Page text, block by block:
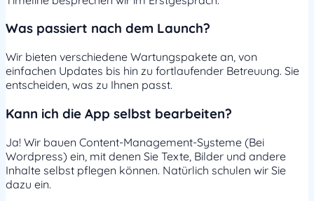
Was passiert nach dem Launch?
Wir bieten verschiedene Wartungspakete an, von
einfachen Updates bis hin zu fortlaufender Betreuung. Sie
entscheiden, was zu Ihnen passt.
Kann ich die App selbst bearbeiten?
Ja! Wir bauen Content-Management-Systeme (Bei
Wordpress) ein, mit denen Sie Texte, Bilder und andere
Inhalte selbst pflegen können. Natürlich schulen wir Sie
dazu ein.